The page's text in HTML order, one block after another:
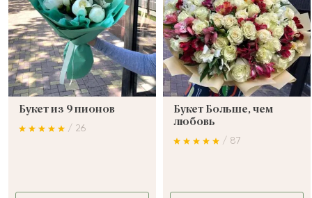
Букет из 9 пионов
/ 26
Букет Больше, чем
любовь
/ 87